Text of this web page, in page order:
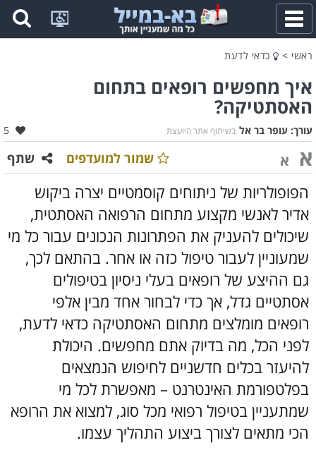
פתח
תפריט
ראשי > כדאי לדעת
איך מחפשים רופאים בתחום
האסתטיקה?
בשיתוף אתר היועצת עורך: עופר בר אל 5
א א שתף שמור למועדפים
הפופולריות של ניתוחים קוסמטיים יצרה ביקוש
אדיר לאנשי מקצוע מתחום הרפואה האסתטית,
שיכולים להעניק את הפתרונות הנכונים עבור כל מי
שמעוניין לעבור טיפול כזה או אחר. בהתאם לכך,
גם ההיצע של רופאים בעלי ניסיון בטיפולים
אסתטיים גדל, אך כדי לבחור אחד מבין אלפי
רופאים מומלצים מתחום האסתטיקה כדאי לדעת,
לפני הכל, מה בדיוק אתם מחפשים. היכולת
להיעזר בכלים חדשניים לחיפוש הנמצאים
בפלטפורמת האינטרנט – מאפשרת לכל מי
שמתעניין בטיפול רפואי מכל סוג, למצוא את הרופא
הכי מתאים לצורך ביצוע התהליך עצמו.